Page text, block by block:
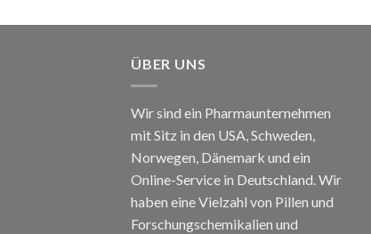
€150
ÜBER UNS
Wir sind ein Pharmaunternehmen
mit Sitz in den USA, Schweden,
Norwegen, Dänemark und ein
Online-Service in Deutschland. Wir
haben eine Vielzahl von Pillen und
Forschungschemikalien und